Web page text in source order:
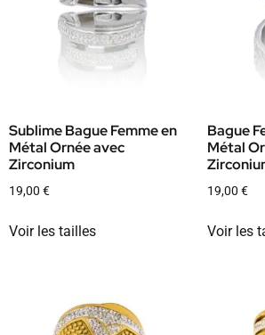
Sublime Bague Femme en
Métal Ornée avec
Zirconium
19,00 €
Voir les tailles
Bague
Métal
19,00 €
Voir les